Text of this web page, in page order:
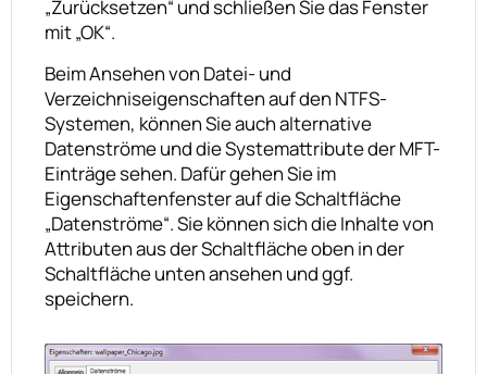
„Zurücksetzen“ und schließen Sie das Fenster
mit „OK“.
Beim Ansehen von Datei- und
Verzeichniseigenschaften auf den NTFS-
Systemen, können Sie auch alternative
Datenströme und die Systemattribute der MFT-
Einträge sehen. Dafür gehen Sie im
Eigenschaftenfenster auf die Schaltfläche
„Datenströme“. Sie können sich die Inhalte von
Attributen aus der Schaltfläche oben in der
Schaltfläche unten ansehen und ggf.
speichern.